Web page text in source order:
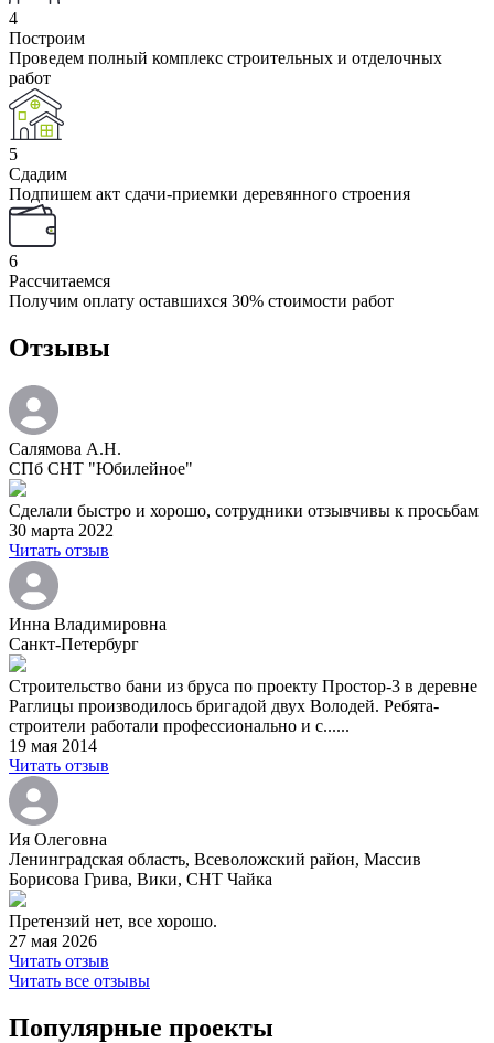
4
Построим
Проведем полный комплекс строительных и отделочных
работ
5
Сдадим
Подпишем акт сдачи-приемки деревянного строения
6
Рассчитаемся
Получим оплату оставшихся 30% стоимости работ
Отзывы
Салямова А.Н.
СПб СНТ "Юбилейное"
Сделали быстро и хорошо, сотрудники отзывчивы к просьбам
30 марта 2022
Читать отзыв
Инна Владимировна
Санкт-Петербург
Строительство бани из бруса по проекту Простор-3 в деревне
Раглицы производилось бригадой двух Володей. Ребята-
строители работали профессионально и с......
19 мая 2014
Читать отзыв
Ия Олеговна
Ленинградская область, Всеволожский район, Массив
Борисова Грива, Вики, СНТ Чайка
Претензий нет, все хорошо.
27 мая 2026
Читать отзыв
Читать все отзывы
Популярные проекты